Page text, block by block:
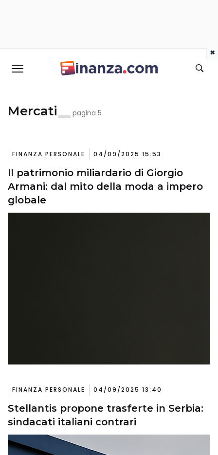
Mercati pagina 5
FINANZA PERSONALE 04/09/2025 15:53
Il patrimonio miliardario di Giorgio
Armani: dal mito della moda a impero
globale
FINANZA PERSONALE 04/09/2025 13:40
Stellantis propone trasferte in Serbia:
sindacati italiani contrari
×